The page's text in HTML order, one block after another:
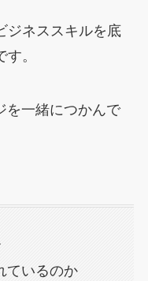
ジネススキルを底
。
を一緒につかんで
ているのか